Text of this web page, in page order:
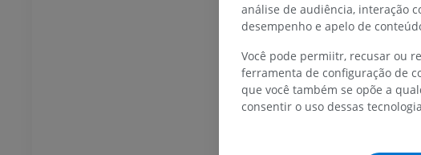
Bovino - Anatomia geral
Ilustrações
análise de audiência, interação
desempenho e apelo de
Você pode permiitr, recusar ou
ferramenta de configuração de
que você também se opõe a
consentir o uso dessas